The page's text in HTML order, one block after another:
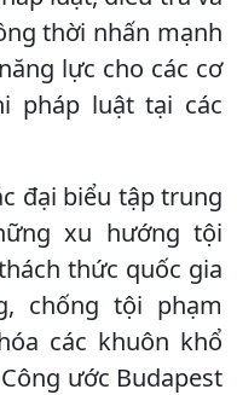
thời nhấn mạnh
lực cho các cơ
pháp luật tại các
đại biểu tập trung
xu hướng tội
thức quốc gia
chống tội phạm
các khuôn khổ
ước Budapest